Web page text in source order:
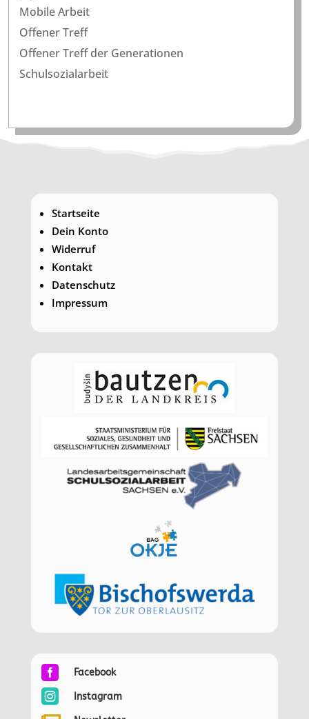
Mobile Arbeit
Offener Treff
Offener Treff der Generationen
Schulsozialarbeit
Startseite
Dein Konto
Widerruf
Kontakt
Datenschutz
Impressum
 Facebook
 Instagram